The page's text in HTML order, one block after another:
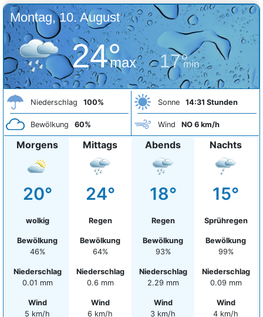
Montag, 10. August
24°
max 17°
min
Niederschlag 100%
Bewölkung 60%
Sonne 14:31 Stunden
Wind NO 6 km/h
Morgens
20°
wolkig
Bewölkung
46%
Niederschlag
0.01 mm
Wind
5 km/h
Mittags
24°
Regen
Bewölkung
64%
Niederschlag
0.6 mm
Wind
6 km/h
Abends
18°
Regen
Bewölkung
93%
Niederschlag
2.29 mm
Wind
3 km/h
Nachts
15°
Sprühregen
Bewölkung
99%
Niederschlag
0.09 mm
Wind
4 km/h